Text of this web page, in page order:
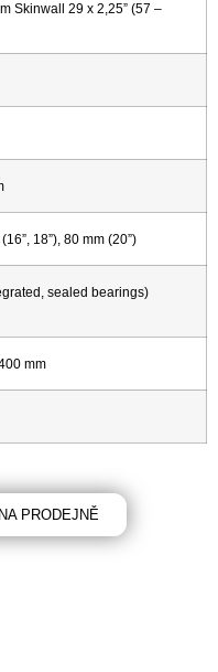
Skinwall 29 x 2,25” (57 –
18”), 80 mm (20”)
sealed bearings)
mm
PRODEJNĚ